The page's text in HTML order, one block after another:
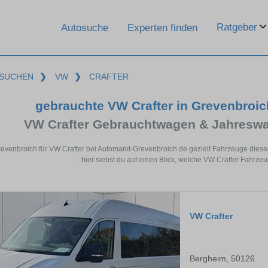
Autosuche Experten finden Ratgeber
❯ VW ❯ CRAFTER
gebrauchte VW Crafter in
VW Crafter Gebrauchtwagen &
für VW Crafter bei Automarkt-Grevenbroich.de gezielt Fahrzeuge
- hier siehst du auf einen Blick, welche VW Crafter
VW Crafter
Bergheim, 50126